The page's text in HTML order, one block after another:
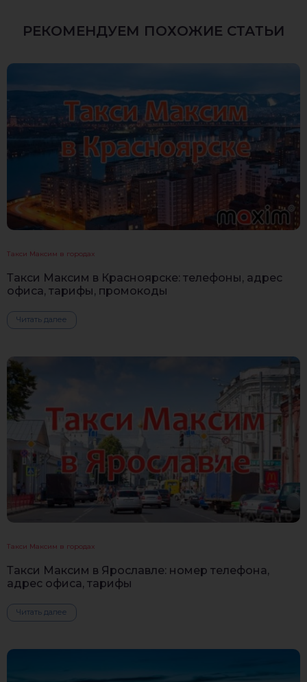
РЕКОМЕНДУЕМ ПОХОЖИЕ СТАТЬИ
Такси Максим в городах
Такси Максим в Красноярске: телефоны, адрес
офиса, тарифы, промокоды
Читать далее
Такси Максим в городах
Такси Максим в Ярославле: номер телефона,
адрес офиса, тарифы
Читать далее